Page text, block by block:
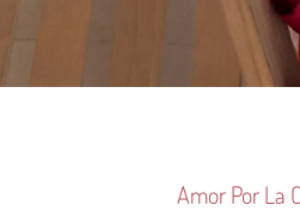
Amor Por La